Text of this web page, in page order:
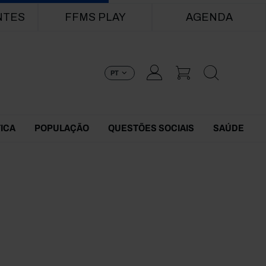
FFMS PLAY AGENDA
PT
POPULAÇÃO QUESTÕES SOCIAIS SAÚDE